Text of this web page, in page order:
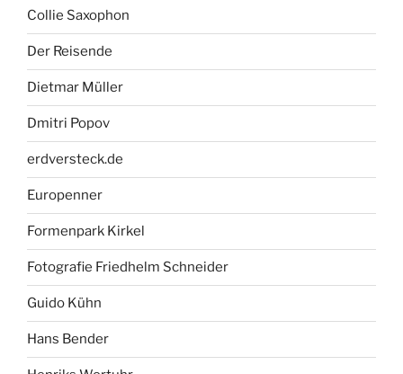
Collie Saxophon
Der Reisende
Dietmar Müller
Dmitri Popov
erdversteck.de
Europenner
Formenpark Kirkel
Fotografie Friedhelm Schneider
Guido Kühn
Hans Bender